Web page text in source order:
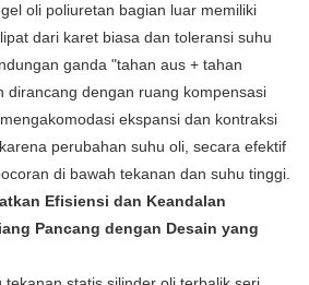
oli poliuretan bagian luar memiliki
dari karet biasa dan toleransi suhu
ganda "tahan aus + tahan
dirancang dengan ruang kompensasi
ekspansi dan kontraksi
perubahan suhu oli, secara efektif
di bawah tekanan dan suhu tinggi.
Efisiensi dan Keandalan
Pancang dengan Desain yang